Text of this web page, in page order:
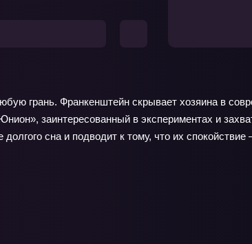
грань. Франкенштейн скрывает хозяина в
заинтересованный в экспериментах и
сна и подводит к тому, что их